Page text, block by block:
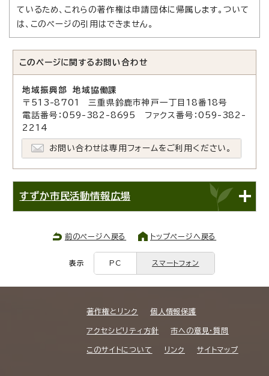
ているため、これらの著作権は申請団体に帰属します。ついて
は、このページの引用はできません。
このページに関する お問い合わせ
地域振興部 地域協働課
〒513-8701 三重県鈴鹿市神戸一丁目18番18号
電話番号：059-382-8695 ファクス番号：059-382-
2214
お問い合わせは専用フォームをご利用ください。
すずか市民活動情報広場
前のページへ戻る トップページへ戻る
表示 PC スマートフォン
著作権とリンク 個人情報保護
アクセシビリティ方針 市への意見・質問
このサイトについて リンク サイトマップ